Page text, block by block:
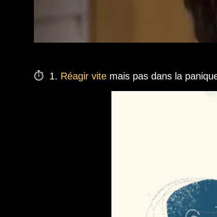
⏱ ️ 1. Réagir vite mais pas dans la